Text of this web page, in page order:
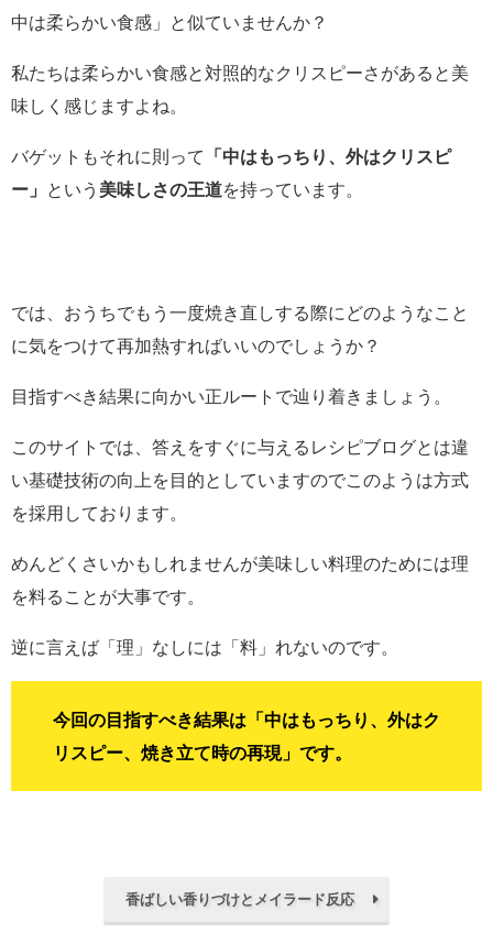
中は柔らかい食感」と似ていませんか？
私たちは柔らかい食感と対照的なクリスピーさがあると美
味しく感じますよね。
バゲットもそれに則って
「中はもっちり、外はクリスピ
ー」
という 美味しさの王道を持っています。
では、おうちでもう一度焼き直しする際にどのようなこと
に気をつけて再加熱すればいいのでしょうか？
目指すべき結果に向かい正ルートで辿り着きましょう。
このサイトでは、答えをすぐに与えるレシピブログとは違
い基礎技術の向上を目的としていますのでこのようは方式
を採用しております。
めんどくさいかもしれませんが美味しい料理のためには理
を料ることが大事です。
逆に言えば「理」なしには「料」れないのです。
今回の目指すべき結果は「中はもっちり、外はク
リスピー、焼き立て時の再現」です。
香ばしい香りづけとメイラード反応